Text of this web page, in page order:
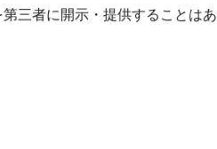
三者に開示・提供することはあ